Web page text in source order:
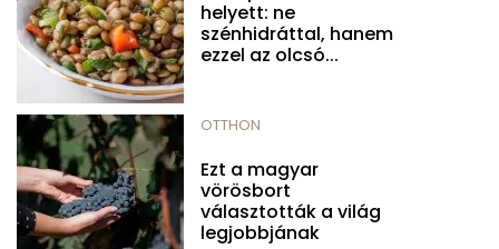
helyett: ne
szénhidráttal, hanem
ezzel az olcsó...
OTTHON
Ezt a magyar
vörösbort
választották a világ
legjobbjának